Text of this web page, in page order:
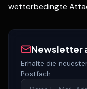
wetterbedingte
Newsletter
Erhalte die
Postfach.